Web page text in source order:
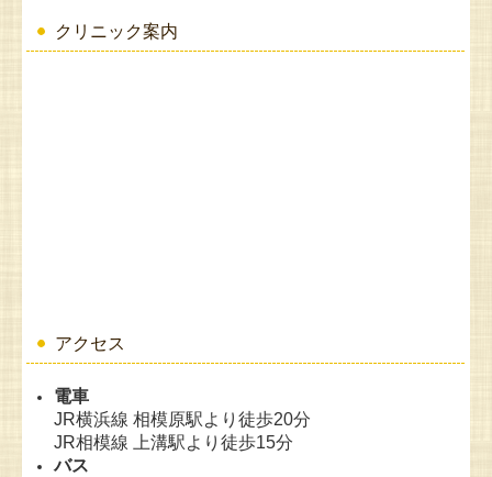
クリニック案内
アクセス
電車
JR横浜線 相模原駅より徒歩20分
JR相模線 上溝駅より徒歩15分
バス